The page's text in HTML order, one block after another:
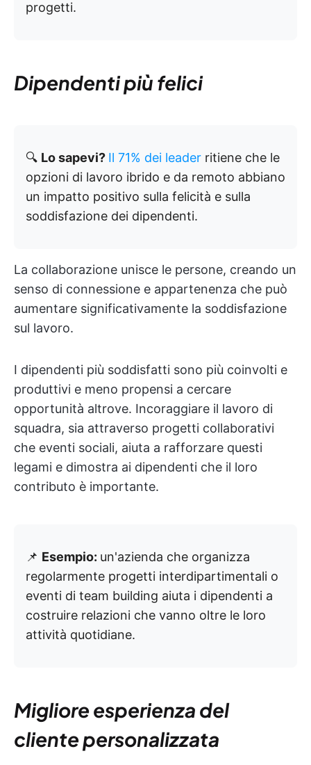
progetti.
Dipendenti più felici
🔍 Lo sapevi? Il 71% dei leader ritiene che le
opzioni di lavoro ibrido e da remoto abbiano
un impatto positivo sulla felicità e sulla
soddisfazione dei dipendenti.
La collaborazione unisce le persone, creando un
senso di connessione e appartenenza che può
aumentare significativamente la soddisfazione
sul lavoro.
I dipendenti più soddisfatti sono più coinvolti e
produttivi e meno propensi a cercare
opportunità altrove. Incoraggiare il lavoro di
squadra, sia attraverso progetti collaborativi
che eventi sociali, aiuta a rafforzare questi
legami e dimostra ai dipendenti che il loro
contributo è importante.
📌 Esempio: un'azienda che organizza
regolarmente progetti interdipartimentali o
eventi di team building aiuta i dipendenti a
costruire relazioni che vanno oltre le loro
attività quotidiane.
Migliore esperienza del
cliente personalizzata